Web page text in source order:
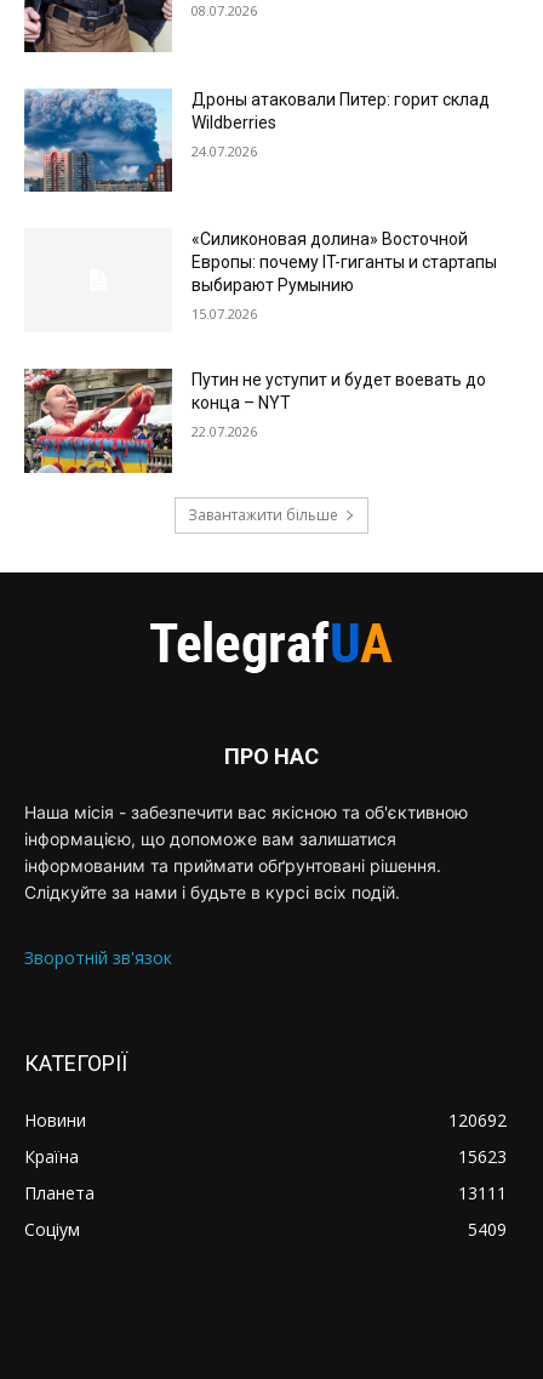
08.07.2026
Дроны атаковали Питер: горит склад
Wildberries
24.07.2026
«Силиконовая долина» Восточной
Европы: почему IT-гиганты и стартапы
выбирают Румынию
15.07.2026
Путин не уступит и будет воевать до
конца – NYT
22.07.2026
Завантажити більше
ПРО НАС
Наша місія - забезпечити вас якісною та об'єктивною
інформацією, що допоможе вам залишатися
інформованим та приймати обґрунтовані рішення.
Слідкуйте за нами і будьте в курсі всіх подій.
Зворотній зв'язок
КАТЕГОРІЇ
Новини
120692
Країна
15623
Планета
13111
Соціум
5409